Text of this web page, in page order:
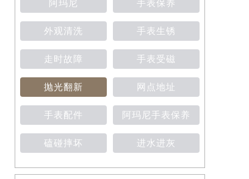
阿玛尼 手表保养
外观清洗 手表生锈
走时故障 手表受磁
抛光翻新 网点地址
手表配件 阿玛尼手表保养
磕碰摔坏 进水进灰